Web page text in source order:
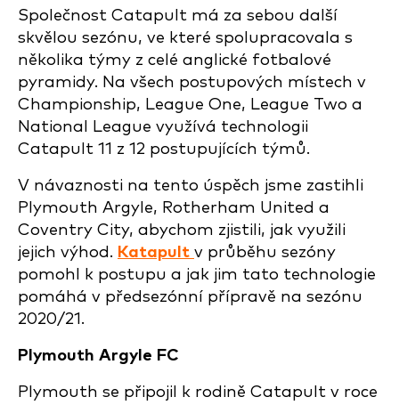
Společnost Catapult má za sebou další
skvělou sezónu, ve které spolupracovala s
několika týmy z celé anglické fotbalové
pyramidy. Na všech postupových místech v
Championship, League One, League Two a
National League využívá technologii
Catapult 11 z 12 postupujících týmů.
V návaznosti na tento úspěch jsme zastihli
Plymouth Argyle, Rotherham United a
Coventry City, abychom zjistili, jak využili
jejich výhod. Katapult v průběhu sezóny
pomohl k postupu a jak jim tato technologie
pomáhá v předsezónní přípravě na sezónu
2020/21.
Plymouth Argyle FC
Plymouth se připojil k rodině Catapult v roce